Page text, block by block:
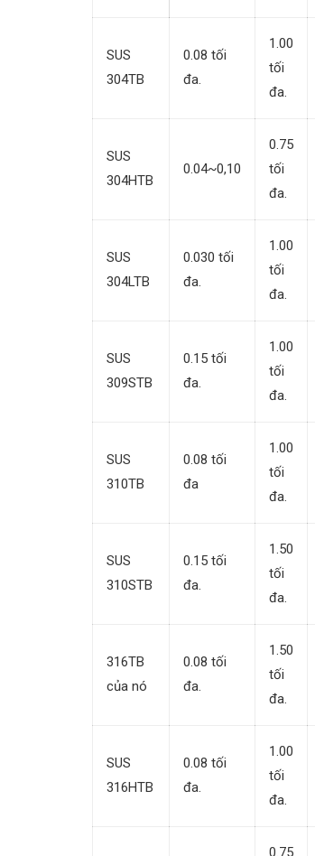
SUS
304TB
0.08 tối
đa.
1.00
tối
đa.
SUS
304HTB
0.04~0,10
0.75
tối
đa.
SUS
304LTB
0.030 tối
đa.
1.00
tối
đa.
SUS
309STB
0.15 tối
đa.
1.00
tối
đa.
SUS
310TB
0.08 tối
đa
1.00
tối
đa.
SUS
310STB
0.15 tối
đa.
1.50
tối
đa.
316TB
của nó
0.08 tối
đa.
1.50
tối
đa.
SUS
316HTB
0.08 tối
đa.
1.00
tối
đa.
0.75